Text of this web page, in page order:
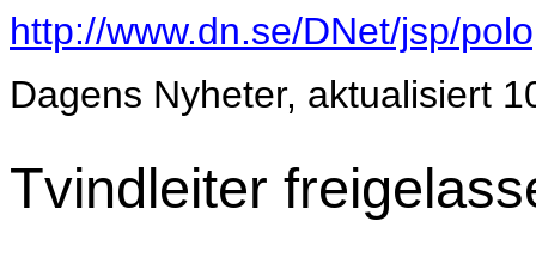
http://www.dn.se/DNet/jsp/
Dagens Nyheter, aktualisiert
Tvindleiter